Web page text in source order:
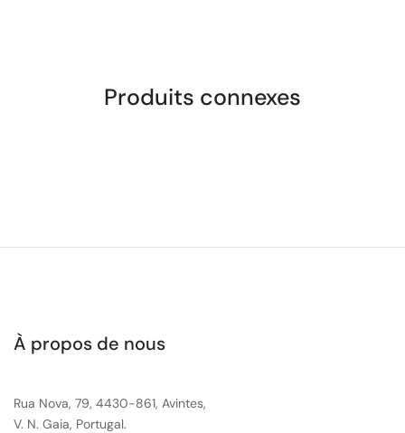
Produits connexes
À propos de nous
Rua Nova, 79, 4430-861, Avintes,
V. N. Gaia, Portugal.